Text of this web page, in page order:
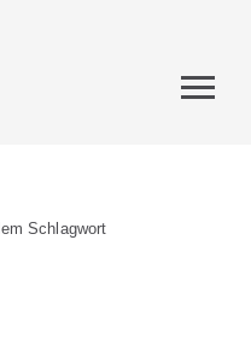
Schlagwort